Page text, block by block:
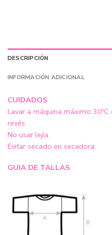
DESCRIPCIÓN
INFORMACIÓN ADICIONAL
CUIDADOS
Lavar a máquina máximo
revés.
No usar lejía.
Evitar secado en secadora.
GUIA DE TALLAS